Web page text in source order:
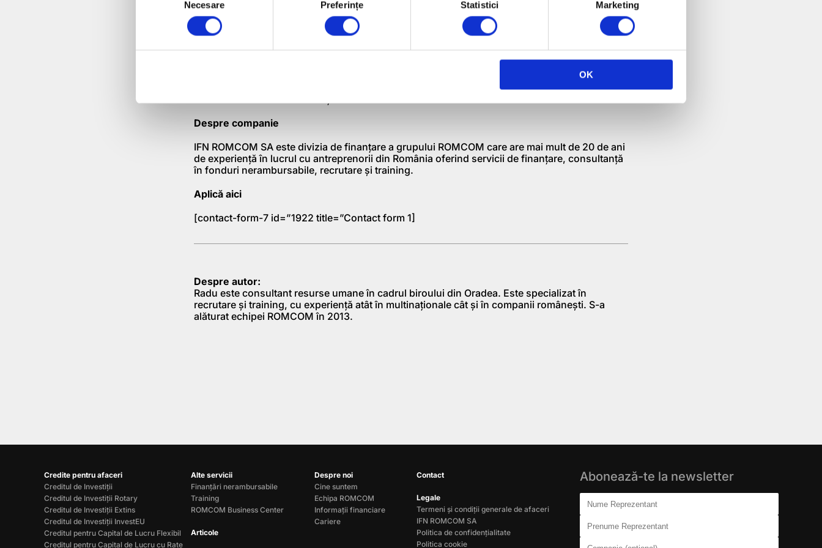
Necesare Preferințe Statistici Marketing
OK
Se asigură că ROMCOM oferă servicii de cea mai mare calitate
Responsabil pentru atingerea obiectivelor lunare și anuale
Beneficii
Oportunitatea de a lucra într-o organizație dinamică în dezvoltare
Oportunități de dezvoltare personală și profesională în domeniul serviciilor financiare
Despre companie
IFN ROMCOM SA este divizia de finanțare a grupului ROMCOM care are mai mult de 20 de ani
de experiență în lucrul cu antreprenorii din România oferind servicii de finanțare, consultanță
în fonduri nerambursabile, recrutare și training.
Aplică aici
[contact-form-7 id=”1922 title=”Contact form 1]
Despre autor:
Radu este consultant resurse umane în cadrul biroului din Oradea. Este specializat în
recrutare și training, cu experiență atât în multinaționale cât și în companii românești. S-a
alăturat echipei ROMCOM în 2013.
Credite pentru afaceri
Creditul de Investiții
Creditul de Investiții Rotary
Creditul de Investiții Extins
Creditul de Investiții InvestEU
Creditul pentru Capital de Lucru Flexibil
Creditul pentru Capital de Lucru cu Rate
Alte servicii
Finanțări nerambursabile
Training
ROMCOM Business Center
Articole
Despre noi
Cine suntem
Echipa ROMCOM
Informații financiare
Cariere
Contact
Legale
Termeni și condiții generale de afaceri
IFN ROMCOM SA
Politica de confidențialitate
Politica cookie
Abonează-te la newsletter
Don't fill this out:
Nume Reprezentant
Prenume Reprezentant
Companie (opțional)